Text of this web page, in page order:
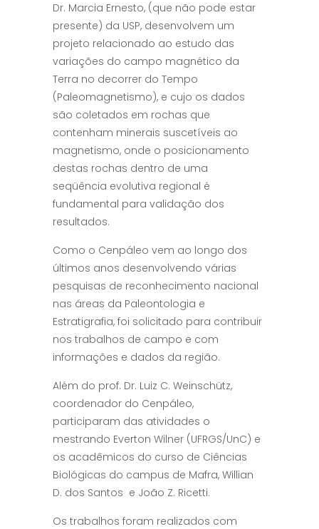
Dr. Marcia Ernesto, (que não pode estar
presente) da USP, desenvolvem um
projeto relacionado ao estudo das
variações do campo magnético da
Terra no decorrer do Tempo
(Paleomagnetismo), e cujo os dados
são coletados em rochas que
contenham minerais suscetíveis ao
magnetismo, onde o posicionamento
destas rochas dentro de uma
seqüência evolutiva regional é
fundamental para validação dos
resultados.
Como o Cenpáleo vem ao longo dos
últimos anos desenvolvendo várias
pesquisas de reconhecimento nacional
nas áreas da Paleontologia e
Estratigrafia, foi solicitado para contribuir
nos trabalhos de campo e com
informações e dados da região.
Além do prof. Dr. Luiz C. Weinschütz,
coordenador do Cenpáleo,
participaram das atividades o
mestrando Everton Wilner (UFRGS/UnC) e
os acadêmicos do curso de Ciências
Biológicas do campus de Mafra, Willian
D. dos Santos e João Z. Ricetti.
Os trabalhos foram realizados com